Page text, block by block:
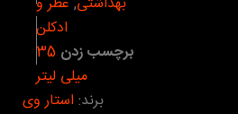
ادکلن
برچسب زدن 35
میلی لیتر
برند: استار وی